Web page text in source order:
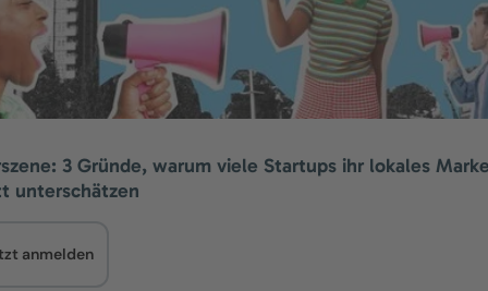
3 Gründe, warum viele Startups ihr lokales
unterschätzen
anmelden